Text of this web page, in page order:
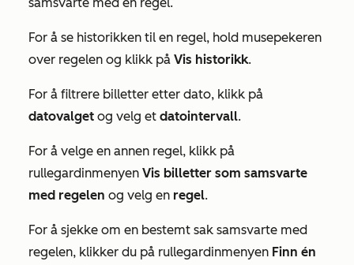
For å se historikken til en regel, hold musepekeren
over regelen og klikk på Vis historikk.
For å filtrere billetter etter dato, klikk på
datovalget og velg et datointervall.
For å velge en annen regel, klikk på
rullegardinmenyen Vis billetter som samsvarte
med regelen og velg en regel.
For å sjekke om en bestemt sak samsvarte med
regelen, klikker du på rullegardinmenyen Finn én